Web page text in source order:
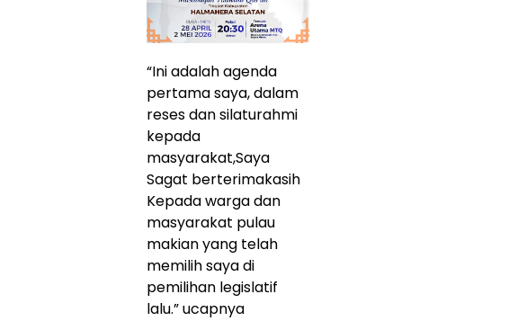
“Ini adalah agenda
pertama saya, dalam
reses dan silaturahmi
kepada
masyarakat,Saya
Sagat berterimakasih
Kepada warga dan
masyarakat pulau
makian yang telah
memilih saya di
pemilihan legislatif
lalu.” ucapnya